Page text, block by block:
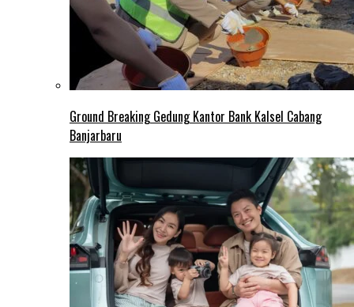
Ground Breaking Gedung Kantor Bank Kalsel Cabang
Banjarbaru